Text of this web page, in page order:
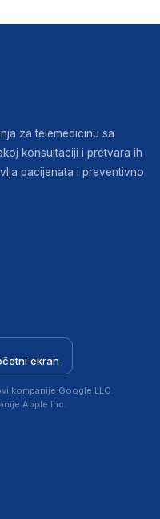
za telemedicinu sa
konsultaciji i pretvara ih
pacijenata i preventivno
ekran
kompanije Google LLC.
Apple Inc.